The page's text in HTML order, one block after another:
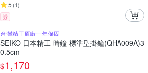
5 (1)
券
台灣精工原廠一年保固
SEIKO 日本精工 時鐘 標準型掛鐘(QHA009A)3
0.5cm
$1,170